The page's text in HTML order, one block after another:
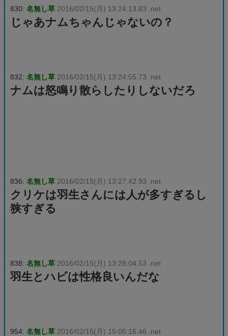
830: 名無し草 2016/02/15(月) 13:24:13.83 .net
じゃあナムちゃんじゃないの？
832: 名無し草 2016/02/15(月) 13:24:55.73 .net
ナムは怒鳴り散らしたりしないだろ
836: 名無し草 2016/02/15(月) 13:27:42.93 .net
クリケは羽生さんには人が多すぎるし
狭すぎる
838: 名無し草 2016/02/15(月) 13:28:04.53 .net
羽生とハビは性格良いんだな
954: 名無し草 2016/02/15(月) 15:05:16.46 .net